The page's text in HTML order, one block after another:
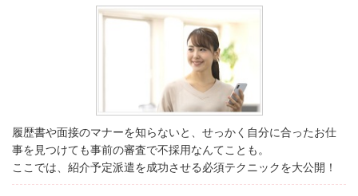
履歴書や面接のマナーを知らないと、せっかく自分に合ったお仕
事を見つけても事前の審査で不採用なんてことも。
ここでは、紹介予定派遣を成功させる必須テクニックを大公開！